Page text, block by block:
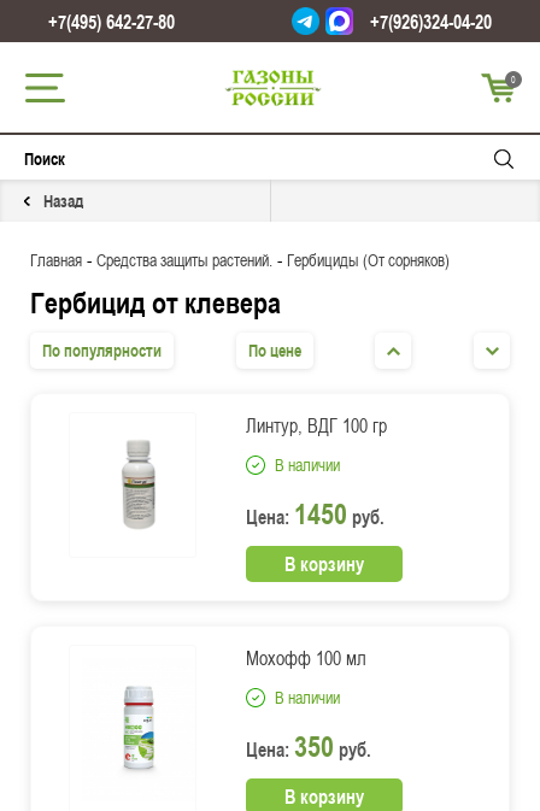
+7(495) 642-27-80 +7(926)324-04-20
0
Назад
Главная - Средства защиты растений. - Гербициды (От сорняков)
Гербицид от клевера
По популярности По цене
Линтур, ВДГ 100 гр
В наличии
Цена: 1450 руб.
В корзину
Мохофф 100 мл
В наличии
Цена: 350 руб.
В корзину